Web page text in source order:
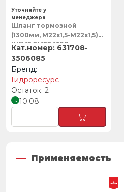
Шланг тормозной
(1300мм, М22х1,5-М22х1,5)
ШП.12.2М22.1300,
Гидроресурс
631708-
3506085
Гидроресурс
2
10.08
Уточняйте у
менеджера
Применяемость